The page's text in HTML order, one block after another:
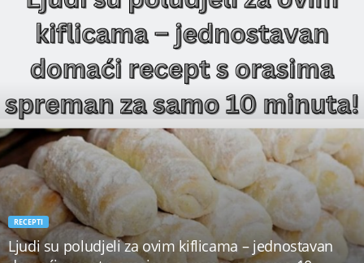
RECEPTI
Ljudi su poludjeli za ovim kiflicama – jednostavan